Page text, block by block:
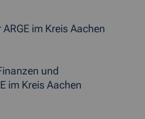
im Kreis Aachen
und
im Kreis Aachen